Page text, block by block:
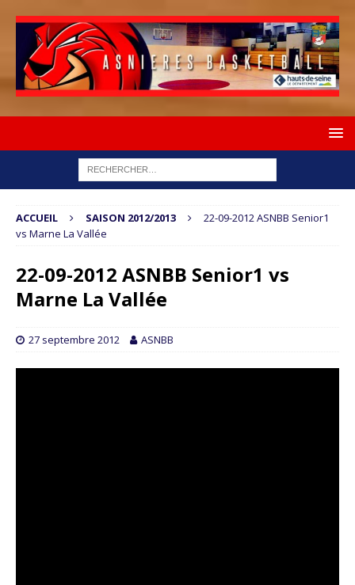
ACCUEIL SAISON 2012/2013
22-09-2012 ASNBB Senior1
vs Marne La Vallée
22-09-2012 ASNBB Senior1 vs
Marne La Vallée
27 septembre 2012 ASNBB